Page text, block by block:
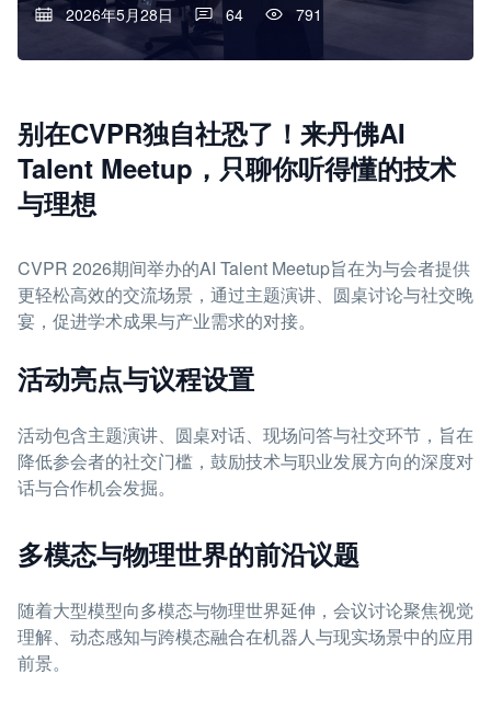
2026年5月28日 64 791
别在CVPR独自社恐了！来丹佛AI
Talent Meetup，只聊你听得懂的技术
与理想
CVPR 2026期间举办的AI Talent Meetup旨在为与会者提供
更轻松高效的交流场景，通过主题演讲、圆桌讨论与社交晚
宴，促进学术成果与产业需求的对接。
活动亮点与议程设置
活动包含主题演讲、圆桌对话、现场问答与社交环节，旨在
降低参会者的社交门槛，鼓励技术与职业发展方向的深度对
话与合作机会发掘。
多模态与物理世界的前沿议题
随着大型模型向多模态与物理世界延伸，会议讨论聚焦视觉
理解、动态感知与跨模态融合在机器人与现实场景中的应用
前景。